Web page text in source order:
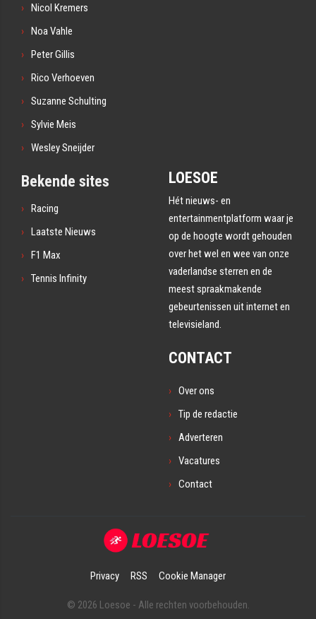
Nicol Kremers
Noa Vahle
Peter Gillis
Rico Verhoeven
Suzanne Schulting
Sylvie Meis
Wesley Sneijder
Bekende sites
Racing
Laatste Nieuws
F1 Max
Tennis Infinity
LOESOE
Hét nieuws- en
entertainmentplatform waar je
op de hoogte wordt gehouden
over het wel en wee van onze
vaderlandse sterren en de
meest spraakmakende
gebeurtenissen uit internet en
televisieland.
CONTACT
Over ons
Tip de redactie
Adverteren
Vacatures
Contact
Privacy RSS Cookie Manager
© 2026 Loesoe - Alle rechten voorbehouden.